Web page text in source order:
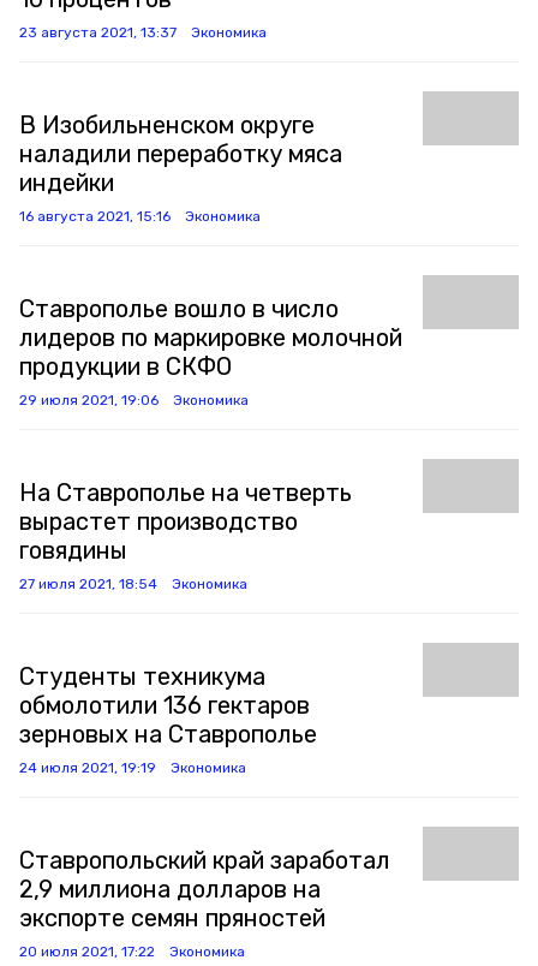
23 августа 2021, 13:37 Экономика
В Изобильненском округе
наладили переработку мяса
индейки
16 августа 2021, 15:16 Экономика
Ставрополье вошло в число
лидеров по маркировке молочной
продукции в СКФО
29 июля 2021, 19:06 Экономика
На Ставрополье на четверть
вырастет производство
говядины
27 июля 2021, 18:54 Экономика
Студенты техникума
обмолотили 136 гектаров
зерновых на Ставрополье
24 июля 2021, 19:19 Экономика
Ставропольский край заработал
2,9 миллиона долларов на
экспорте семян пряностей
20 июля 2021, 17:22 Экономика